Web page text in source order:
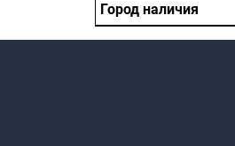
Город наличия